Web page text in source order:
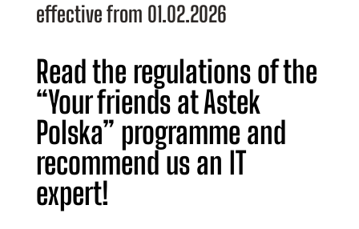
effective from 01.02.2026
Read the regulations of the
“Your friends at Astek
Polska” programme and
recommend us an IT
expert!